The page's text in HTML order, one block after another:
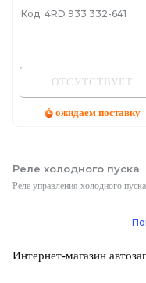
LINCOLN
MERCEDES-BENZ
Код: 4RD 933 332-641
ОТСУТСТВУЕТ
ожидаем поставку
Реле холодного пуска
Реле управления холодного пуска
Интернет-магазин